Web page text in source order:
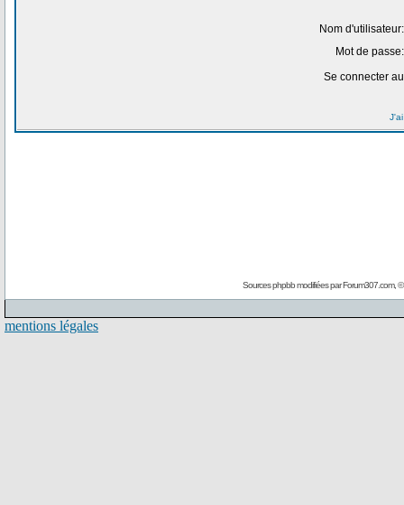
Nom d'utilisateur:
Mot de passe:
Se connecter
Sources phpbb modifiées parForum307.com, ©
mentions légales